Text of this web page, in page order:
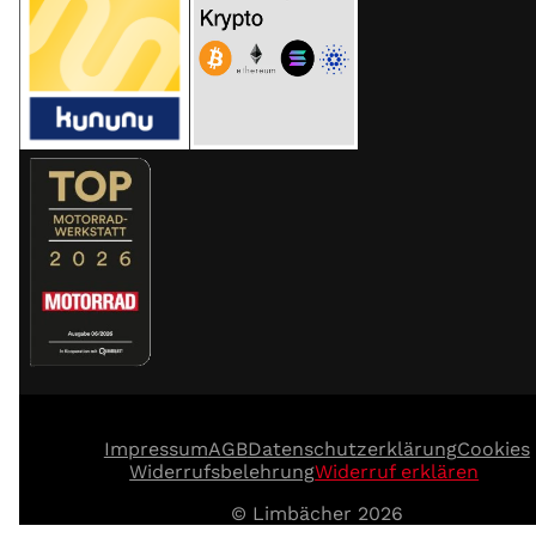
© Limbächer 2026
ImpressumAGBDatenschutzerklärungCookies
WiderrufsbelehrungWiderruf erklären